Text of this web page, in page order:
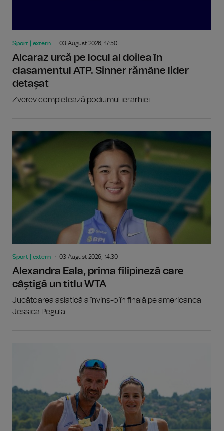
Sport | extern 03 August 2026, 17:50
Alcaraz urcă pe locul al doilea în
clasamentul ATP. Sinner rămâne lider
detașat
Zverev completează podiumul ierarhiei.
Sport | extern 03 August 2026, 14:30
Alexandra Eala, prima filipineză care
câștigă un titlu WTA
Jucătoarea asiatică a învins-o în finală pe americanca
Jessica Pegula.